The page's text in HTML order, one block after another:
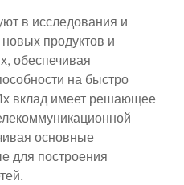
в исследования и
продуктов и
обеспечивая
на быстро
вклад имеет решающее
основные
для построения